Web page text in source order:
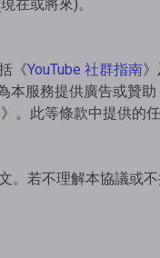
在或將來)。
《YouTube 社群指南
本服務提供廣告或贊
》。此等條款中提供的
。若不理解本協議或